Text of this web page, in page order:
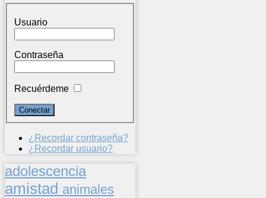
Usuario
Contraseña
Recuérdeme
¿Recordar contraseña?
¿Recordar usuario?
adolescencia
amistad animales